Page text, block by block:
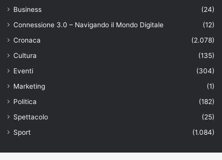
Business
(24)
Connessione 3.0 – Navigando il Mondo Digitale
(12)
Cronaca
(2.078)
Cultura
(135)
Eventi
(304)
Marketing
(1)
Politica
(182)
Spettacolo
(25)
Sport
(1.084)